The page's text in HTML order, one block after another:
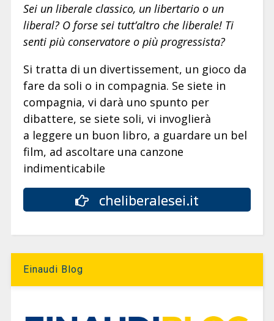
Sei un liberale classico, un libertario o un
liberal? O forse sei tutt’altro che liberale! Ti
senti più conservatore o più progressista?
Si tratta di un divertissement, un gioco da
fare da soli o in compagnia. Se siete in
compagnia, vi darà uno spunto per
dibattere, se siete soli, vi invoglierà
a leggere un buon libro, a guardare un bel
film, ad ascoltare una canzone
indimenticabile
cheliberalesei.it
Einaudi Blog